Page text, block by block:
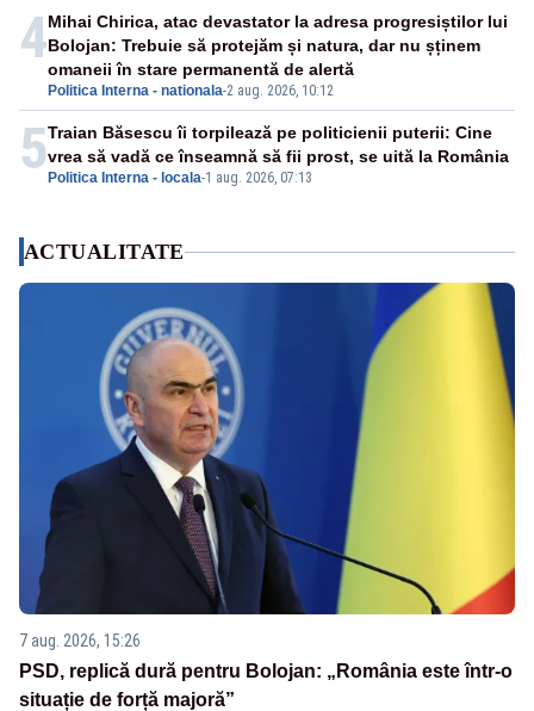
4
Politica Interna - nationala-2 aug. 2026, 10:12
Mihai Chirica, atac devastator la adresa progresiștilor lui
Bolojan: Trebuie să protejăm și natura, dar nu șținem
omaneii în stare permanentă de alertă
5 Politica Interna - locala-1 aug. 2026, 07:13
Traian Băsescu îi torpilează pe politicienii puterii: Cine
vrea să vadă ce înseamnă să fii prost, se uită la România
ACTUALITATE
7 aug. 2026, 15:26
PSD, replică dură pentru Bolojan: „România este într-o
situație de forță majoră”